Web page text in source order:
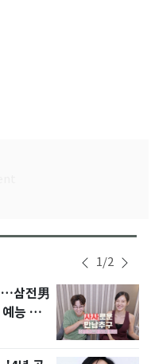
1/2
삼전男
능 화